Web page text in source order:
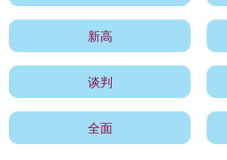
新高
谈判
全面